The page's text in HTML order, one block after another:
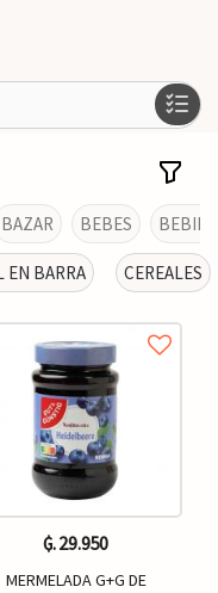
BAZAR BEBES
EN BARRA CEREALES
₲. 29.950
MERMELADA G+G DE